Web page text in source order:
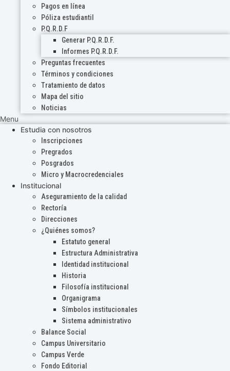
Pagos en línea
Póliza estudiantil
P.Q.R.D.F
Generar P.Q.R.D.F.
Informes P.Q.R.D.F.
Preguntas frecuentes
Términos y condiciones
Tratamiento de datos
Mapa del sitio
Noticias
Menu
Estudia con nosotros
Inscripciones
Pregrados
Posgrados
Micro y Macrocredenciales
Institucional
Aseguramiento de la calidad
Rectoría
Direcciones
¿Quiénes somos?
Estatuto general
Estructura Administrativa
Identidad institucional
Historia
Filosofía institucional
Organigrama
Símbolos institucionales
Sistema administrativo
Balance Social
Campus Universitario
Campus Verde
Fondo Editorial